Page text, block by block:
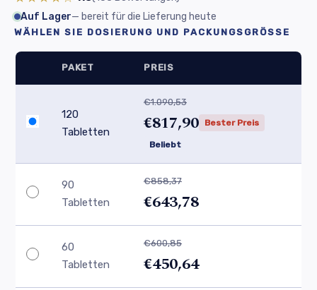
Auf Lager— bereit für die Lieferung heute
WÄHLEN SIE DOSIERUNG UND PACKUNGSGRÖSSE
PAKET PREIS
120
Tabletten
€1.090,53
€817,90 Bester Preis
Beliebt
90
Tabletten
€858,37
€643,78
60
Tabletten
€600,85
€450,64